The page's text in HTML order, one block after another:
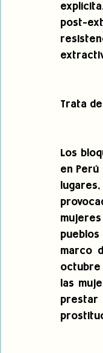
post-
Trata
Los
en
marco
octubre
las
prestar